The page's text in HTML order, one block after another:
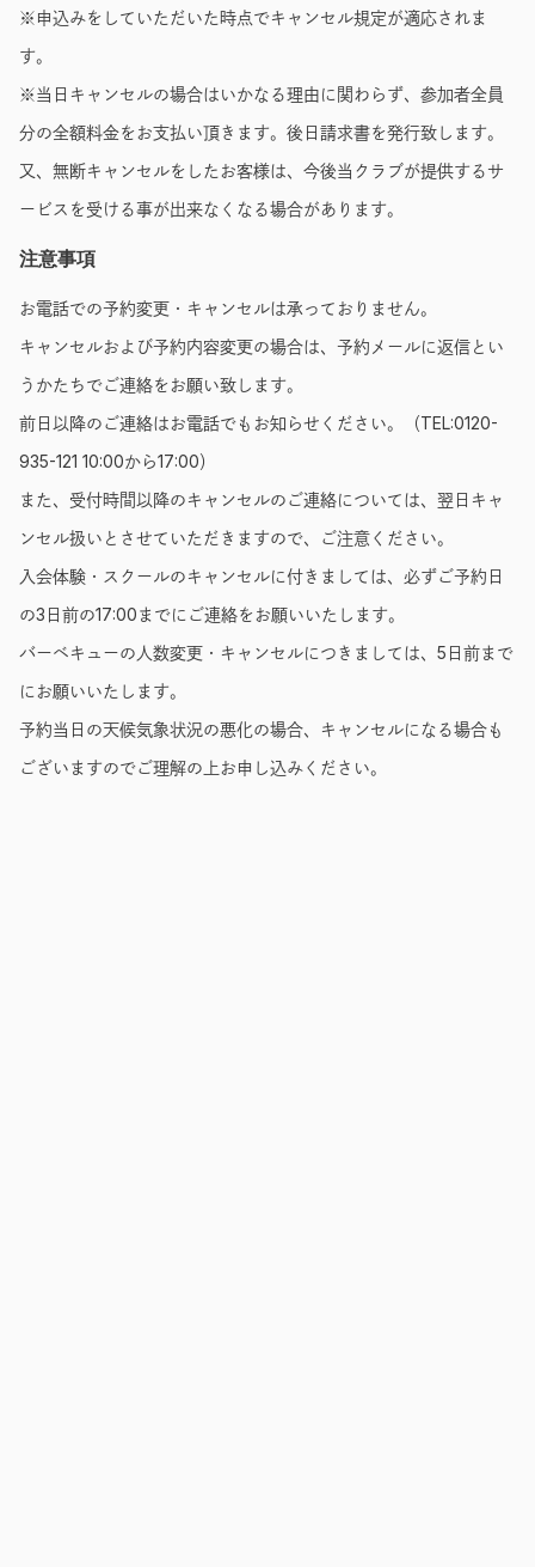
※申込みをしていただいた時点でキャンセル規定が適応されま
す。
※当日キャンセルの場合はいかなる理由に関わらず、参加者全員
分の全額料金をお支払い頂きます。後日請求書を発行致します。
又、無断キャンセルをしたお客様は、今後当クラブが提供するサ
ービスを受ける事が出来なくなる場合があります。
注意事項
お電話での予約変更・キャンセルは承っておりません。
キャンセルおよび予約内容変更の場合は、予約メールに返信とい
うかたちでご連絡をお願い致します。
前日以降のご連絡はお電話でもお知らせください。（TEL:0120-
935-121 10:00から17:00）
また、受付時間以降のキャンセルのご連絡については、翌日キャ
ンセル扱いとさせていただきますので、ご注意ください。
入会体験・スクールのキャンセルに付きましては、必ずご予約日
の3日前の17:00までにご連絡をお願いいたします。
バーベキューの人数変更・キャンセルにつきましては、5日前まで
にお願いいたします。
予約当日の天候気象状況の悪化の場合、キャンセルになる場合も
ございますのでご理解の上お申し込みください。